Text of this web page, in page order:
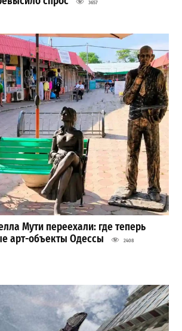
3657
Мути переехали: где теперь
арт-объекты Одессы
2408